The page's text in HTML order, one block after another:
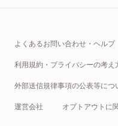
よくあるお問い合わせ・ヘルプ
利用規約・プライバシーの考え
外部送信規律事項の公表等につ
運営会社 オプトアウトに